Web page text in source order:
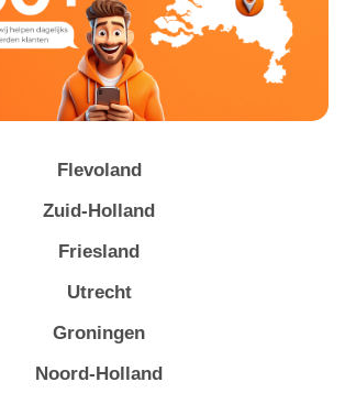
Flevoland
Zuid-Holland
Friesland
Utrecht
Groningen
Noord-Holland